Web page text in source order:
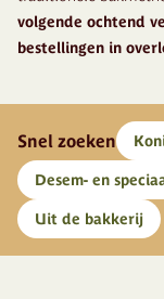
volgende ochtend
bestellingen in
Snel zoeken
Desem- en
Uit de bakkerij